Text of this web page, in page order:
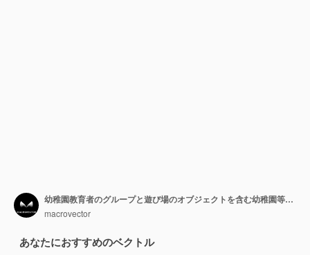
幼稚園教育者のグループと遊び場のオブジェクトを含む幼稚園等尺性webページ
macrovector
あなたにおすすめのベクトル